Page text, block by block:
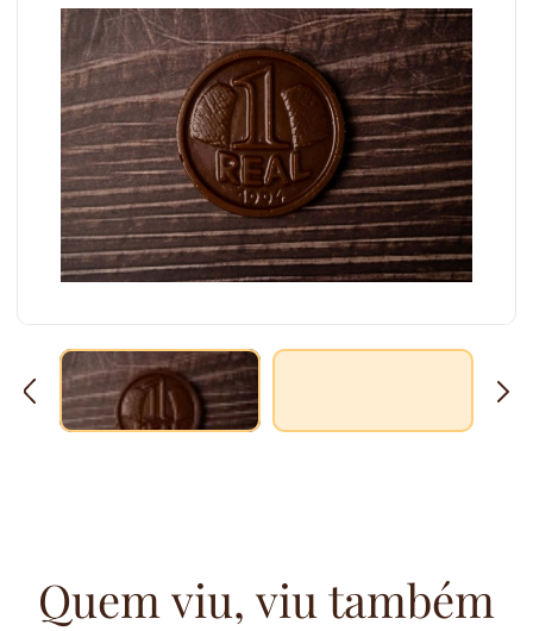
Quem viu, viu também